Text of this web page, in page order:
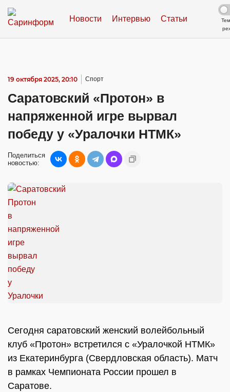
Новости Интервью Статьи
19 октября 2025, 20:10 Спорт
Саратовский «Протон» в
напряженной игре вырвал
победу у «Уралочки НТМК»
Поделиться
новостью:
Сегодня саратовский женский волейбольный
клуб «Протон» встретился с «Уралочкой НТМК»
из Екатеринбурга (Свердловская область). Матч
в рамках Чемпионата России прошел в
Саратове.